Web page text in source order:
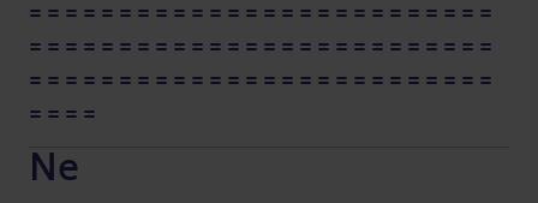
= = = = = = = = = = = = = = = = = = = = = = = = = =
= = = = = = = = = = = = = = = = = = = = = = = = = =
= = = = = = = = = = = = = = = = = = = = = = = = = =
= = = =
Ne